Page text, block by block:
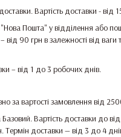
Вартість доставки - від
Пошта" у відділення або
від 90 грн в залежності від ваги
– від 1 до 3 робочих днів.
за вартості замовлення від
Вартість доставки до
Термін доставки — від 3 до 4